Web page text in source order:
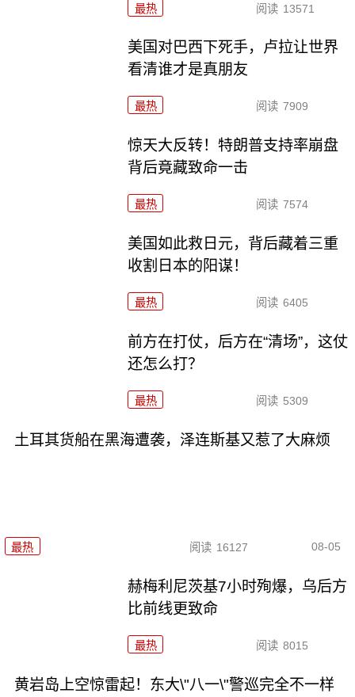
最热 阅读 13571
美国对巴西下死手，卢拉让世界
看清谁才是真朋友
最热 阅读 7909
惊天大反转！特朗普支持率崩盘
背后竟藏致命一击
最热 阅读 7574
美国如此救日元，背后藏着三重
收割日本的阳谋！
最热 阅读 6405
前方在打仗，后方在“清场”，这仗
还怎么打？
最热 阅读 5309
土耳其货船在黑海遭袭，泽连斯基又惹了大麻烦
最热 阅读 16127 08-05
赫梅利尼茨基7小时殉爆，乌后方
比前线更致命
最热 阅读 8015
黄岩岛上空惊雷起！东大\"八一\"警巡完全不一样